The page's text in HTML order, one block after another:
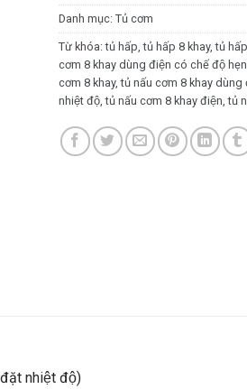
Danh mục: Tủ cơm
Từ khóa:tủ hấp ,tủ hấp 8 khay,tủ
cơm 8 khay dùng điện có chế độ
cơm 8 khay,tủ nấu cơm 8 khay dùng
nhiệt độ ,tủ nấu cơm 8 khay điện ,tủ
nhiệt độ)